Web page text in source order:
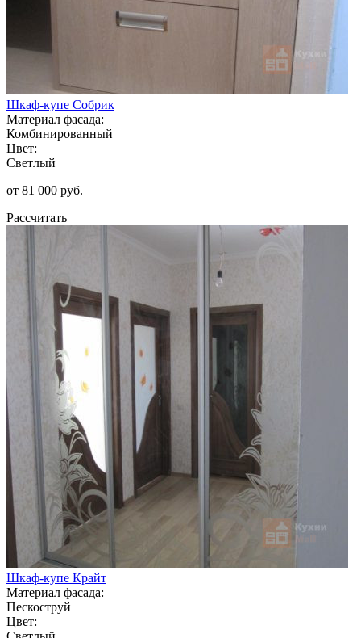
Шкаф-купе Собрик
Материал фасада:
Комбинированный
Цвет:
Светлый
от 81 000 руб.
Рассчитать
Шкаф-купе Крайт
Материал фасада:
Пескоструй
Цвет: